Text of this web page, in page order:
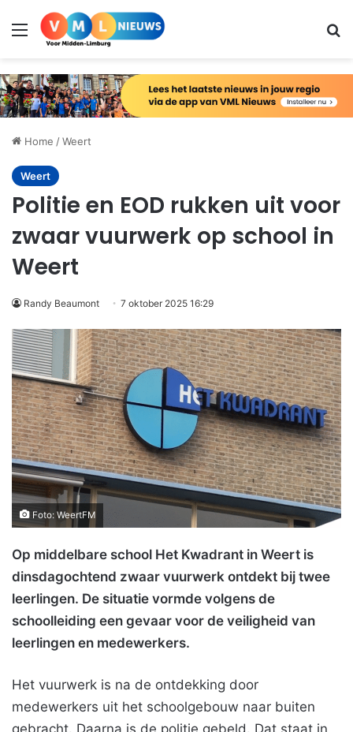
Menu
Home /Weert
Weert
Politie en EOD rukken uit voor
zwaar vuurwerk op school in
Weert
Randy Beaumont 7 oktober 2025 16:29
Foto: WeertFM
Op middelbare school Het Kwadrant in Weert is
dinsdagochtend zwaar vuurwerk ontdekt bij twee
leerlingen. De situatie vormde volgens de
schoolleiding een gevaar voor de veiligheid van
leerlingen en medewerkers.
Het vuurwerk is na de ontdekking door
medewerkers uit het schoolgebouw naar buiten